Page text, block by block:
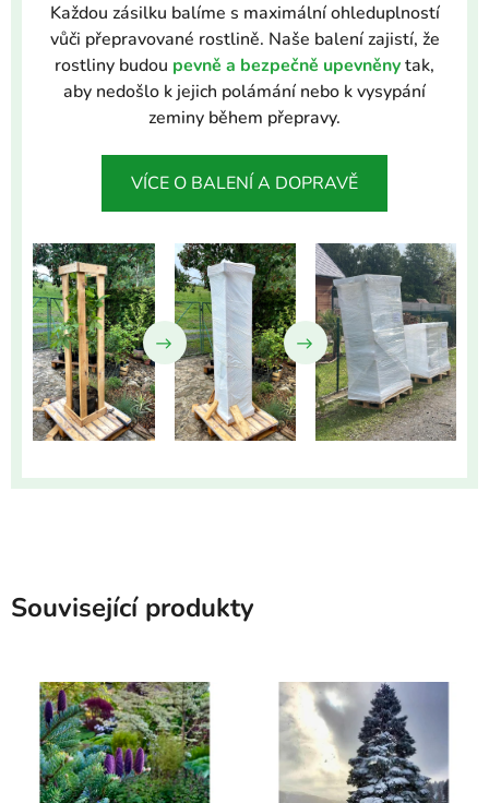
Každou zásilku balíme s maximální ohleduplností
vůči přepravované rostlině. Naše balení zajistí, že
rostliny budou pevně a bezpečně upevněnytak,
aby nedošlo k jejich polámání nebo k vysypání
zeminy během přepravy.
VÍCE O BALENÍ A DOPRAVĚ
Související produkty